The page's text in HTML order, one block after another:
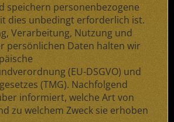
speichern personenbezogene
dies unbedingt erforderlich ist.
Verarbeitung, Nutzung und
persönlichen Daten halten wir
(EU-DSGVO) und
(TMG). Nachfolgend
informiert, welche Art von
zu welchem Zweck sie erhoben